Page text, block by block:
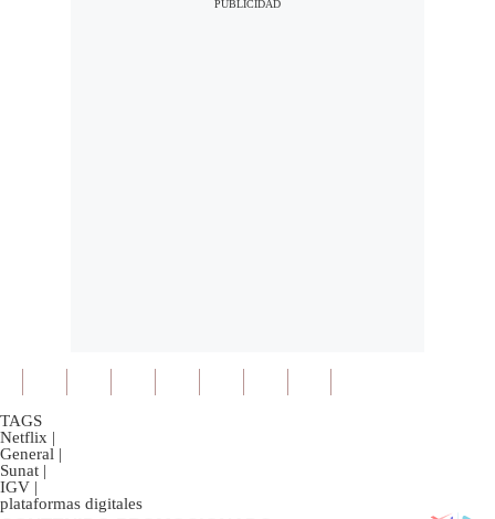
TAGS
Netflix |
General |
Sunat |
IGV |
plataformas digitales